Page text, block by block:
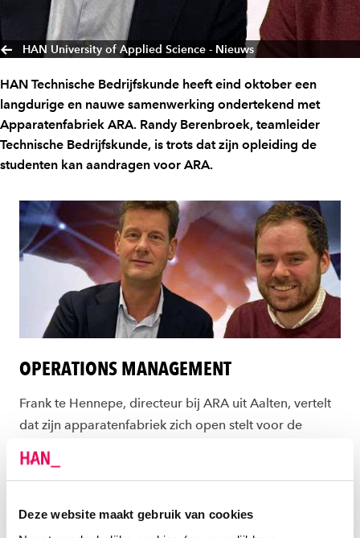
Deze website maakt gebruik van cookies
HAN University of Applied Science - Nieuws
HAN Technische Bedrijfskunde heeft eind oktober een
langdurige en nauwe samenwerking ondertekend met
Apparatenfabriek ARA. Randy Berenbroek, teamleider
Technische Bedrijfskunde, is trots dat zijn opleiding de
studenten kan aandragen voor ARA.
OPERATIONS MANAGEMENT
Frank te Hennepe, directeur bij ARA uit Aalten, vertelt
dat zijn apparatenfabriek zich open stelt voor de
door studenten
houdt in: procesoptimalisatie, flow en het continu
verbeteren ervan.